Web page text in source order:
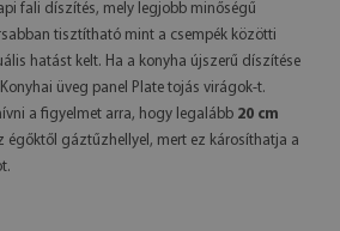
fali díszítés, mely legjobb minőségű
tisztítható mint a csempék közötti
hatást kelt. Ha a konyha újszerű díszítése
üveg panel Plate tojás virágok-t.
a figyelmet arra, hogy legalább 20 cm
égőktől gáztűzhellyel, mert ez károsíthatja a